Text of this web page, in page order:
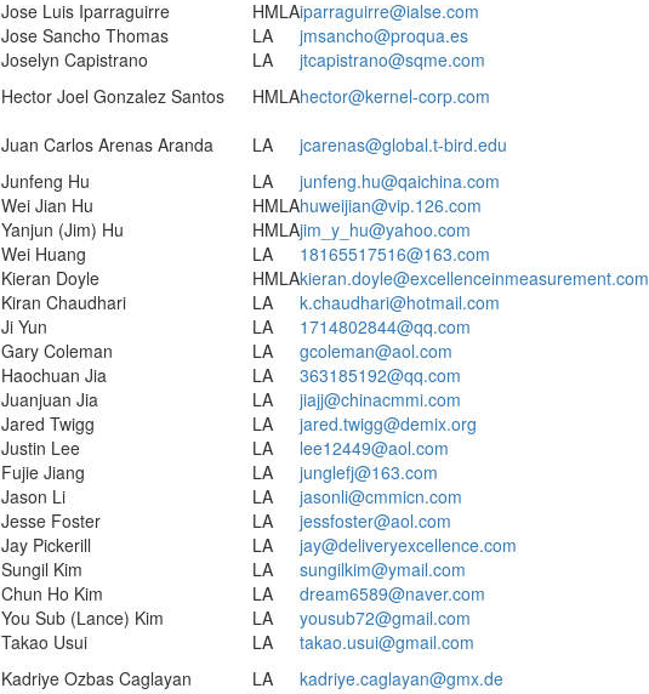
Jose Luis Iparraguirre HMLAiparraguirre@ialse.com
Jose Sancho Thomas LA
jmsancho@proqua.es
Joselyn Capistrano LA
jtcapistrano@sqme.com
Hector Joel Gonzalez Santos HMLAhector@kernel-corp.com
Juan Carlos Arenas Aranda LA
jcarenas@global.t-bird.edu
Junfeng Hu LA
junfeng.hu@qaichina.com
Wei Jian Hu HMLAhuweijian@vip.126.com
Yanjun (Jim) Hu HMLAjim_y_hu@yahoo.com
Wei Huang LA
18165517516@163.com
Kieran Doyle HMLAkieran.doyle@excellenceinmeasurement.com
Kiran Chaudhari LA
k.chaudhari@hotmail.com
Ji Yun LA
1714802844@qq.com
Gary Coleman LA
gcoleman@aol.com
Haochuan Jia LA
363185192@qq.com
Juanjuan Jia LA
jiajj@chinacmmi.com
Jared Twigg LA
jared.twigg@demix.org
Justin Lee LA
lee12449@aol.com
Fujie Jiang LA
junglefj@163.com
Jason Li LA
jasonli@cmmicn.com
Jesse Foster LA
jessfoster@aol.com
Jay Pickerill LA
jay@deliveryexcellence.com
Sungil Kim LA
sungilkim@ymail.com
Chun Ho Kim LA
dream6589@naver.com
You Sub (Lance) Kim LA
yousub72@gmail.com
Takao Usui LA
takao.usui@gmail.com
Kadriye Ozbas Caglayan LA
kadriye.caglayan@gmx.de